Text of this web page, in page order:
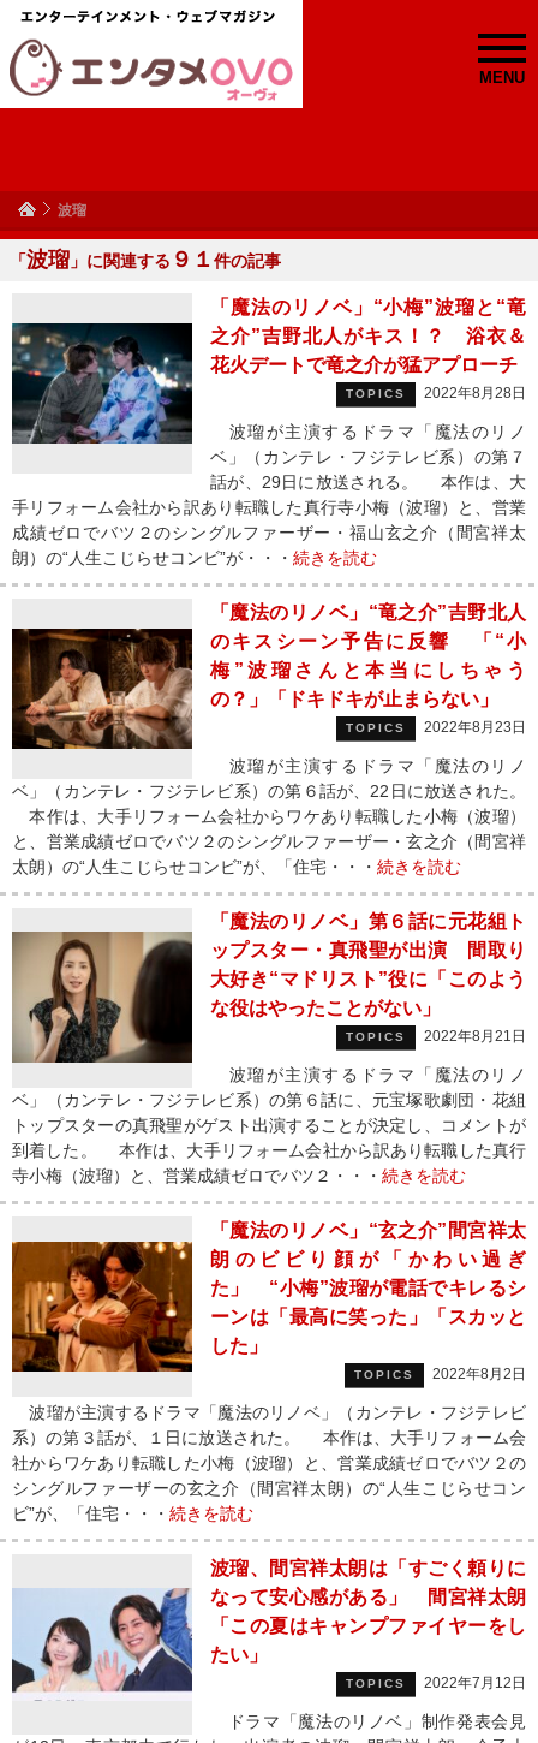
MENU
波瑠
「波瑠 」に関連する ９１ 件の記事
「魔法のリノベ」“小梅”波瑠と“竜
之介”吉野北人がキス！？ 浴衣＆
花火デートで竜之介が猛アプローチ
TOPICS 2022年8月28日
波瑠が主演するドラマ「魔法のリノ
ベ」（カンテレ・フジテレビ系）の第７
話が、29日に放送される。 本作は、大
手リフォーム会社から訳あり転職した真行寺小梅（波瑠）と、営業
成績ゼロでバツ２のシングルファーザー・福山玄之介（間宮祥太
朗）の“人生こじらせコンビ”が・・・ 続きを読む
「魔法のリノベ」“竜之介”吉野北人
のキスシーン予告に反響 「“小
梅”波瑠さんと本当にしちゃう
の？」「ドキドキが止まらない」
TOPICS 2022年8月23日
波瑠が主演するドラマ「魔法のリノ
ベ」（カンテレ・フジテレビ系）の第６話が、22日に放送された。
本作は、大手リフォーム会社からワケあり転職した小梅（波瑠）
と、営業成績ゼロでバツ２のシングルファーザー・玄之介（間宮祥
太朗）の“人生こじらせコンビ”が、「住宅・・・ 続きを読む
「魔法のリノベ」第６話に元花組ト
ップスター・真飛聖が出演 間取り
大好き“マドリスト”役に「このよう
な役はやったことがない」
TOPICS 2022年8月21日
波瑠が主演するドラマ「魔法のリノ
ベ」（カンテレ・フジテレビ系）の第６話に、元宝塚歌劇団・花組
トップスターの真飛聖がゲスト出演することが決定し、コメントが
到着した。 本作は、大手リフォーム会社から訳あり転職した真行
寺小梅（波瑠）と、営業成績ゼロでバツ２・・・ 続きを読む
「魔法のリノベ」“玄之介”間宮祥太
朗のビビり顔が「かわい過ぎ
た」 “小梅”波瑠が電話でキレるシ
ーンは「最高に笑った」「スカッと
した」
TOPICS 2022年8月2日
波瑠が主演するドラマ「魔法のリノベ」（カンテレ・フジテレビ
系）の第３話が、１日に放送された。 本作は、大手リフォーム会
社からワケあり転職した小梅（波瑠）と、営業成績ゼロでバツ２の
シングルファーザーの玄之介（間宮祥太朗）の“人生こじらせコン
ビ”が、「住宅・・・ 続きを読む
波瑠、間宮祥太朗は「すごく頼りに
なって安心感がある」 間宮祥太朗
「この夏はキャンプファイヤーをし
たい」
TOPICS 2022年7月12日
ドラマ「魔法のリノベ」制作発表会見